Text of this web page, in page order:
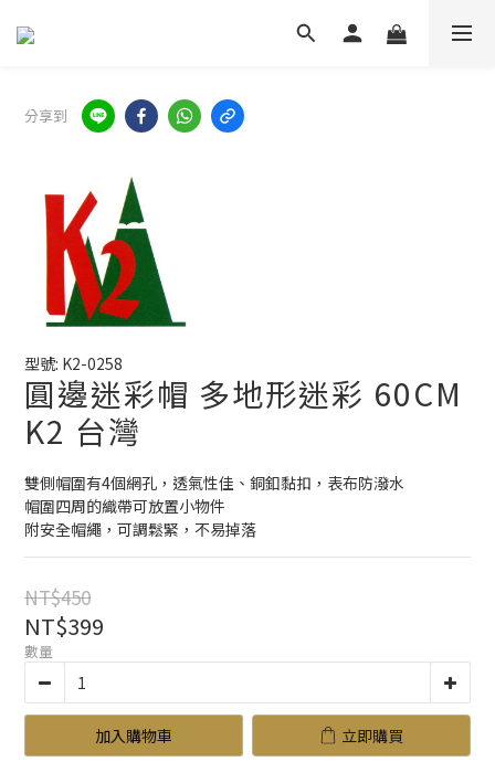
分享到
型號: K2-0258
圓邊迷彩帽 多地形迷彩 60CM
K2 台灣
雙側帽圍有4個網孔，透氣性佳、銅釦黏扣，表布防潑水
帽圍四周的織帶可放置小物件
附安全帽繩，可調鬆緊，不易掉落
NT$450
NT$399
數量
加入購物車 立即購買